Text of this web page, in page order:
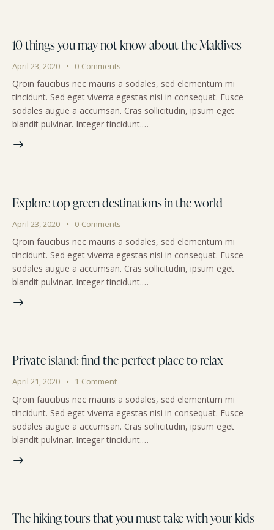
10 things you may not know about the Maldives
April 23, 2020 0 Comments
Qroin faucibus nec mauris a sodales, sed elementum mi
tincidunt. Sed eget viverra egestas nisi in consequat. Fusce
sodales augue a accumsan. Cras sollicitudin, ipsum eget
blandit pulvinar. Integer tincidunt.…
Explore top green destinations in the world
April 23, 2020 0 Comments
Qroin faucibus nec mauris a sodales, sed elementum mi
tincidunt. Sed eget viverra egestas nisi in consequat. Fusce
sodales augue a accumsan. Cras sollicitudin, ipsum eget
blandit pulvinar. Integer tincidunt.…
Private island: find the perfect place to relax
April 21, 2020 1 Comment
Qroin faucibus nec mauris a sodales, sed elementum mi
tincidunt. Sed eget viverra egestas nisi in consequat. Fusce
sodales augue a accumsan. Cras sollicitudin, ipsum eget
blandit pulvinar. Integer tincidunt.…
The hiking tours that you must take with your kids